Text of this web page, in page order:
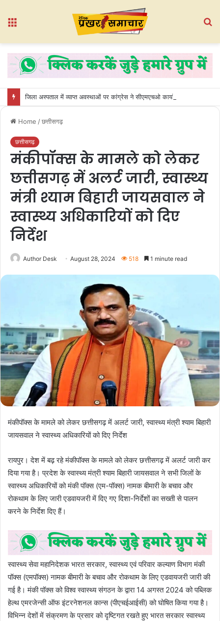
Home /छत्तीसगढ़
छत्तीसगढ़
मंकीपॉक्स के मामले को लेकर
छत्तीसगढ़ में अलर्ट जारी, स्वास्थ्य
मंत्री श्याम बिहारी जायसवाल ने
स्वास्थ्य अधिकारियों को दिए
निर्देश
Author Desk August 28, 2024 518 1 minute read
मंकीपॉक्स के मामले को लेकर छत्तीसगढ़ में अलर्ट जारी, स्वास्थ्य मंत्री श्याम बिहारी
जायसवाल ने स्वास्थ्य अधिकारियों को दिए निर्देश
रायपुर। देश में बढ़ रहे मंकीपॉक्स के मामले को लेकर छत्तीसगढ़ में अलर्ट जारी कर
दिया गया है। प्रदेश के स्वास्थ्य मंत्री श्याम बिहारी जायसवाल ने सभी जिलों के
स्वास्थ्य अधिकारियों को मंकी पॉक्स (एम-पॉक्स) नामक बीमारी के बचाव और
रोकथाम के लिए जारी एडवायजरी में दिए गए दिशा-निर्देशों का सख्ती से पालन
करने के निर्देश दिए हैं।
स्वास्थ्य सेवा महानिदेशक भारत सरकार, स्वास्थ्य एवं परिवार कल्याण विभाग मंकी
पॉक्स (एमपॉक्स) नामक बीमारी के बचाव और रोकथाम के लिए एडवायजरी जारी की
गई है। मंकी पॉक्स को विश्व स्वास्थ्य संगठन के द्वारा 14 अगस्त 2024 को पब्लिक
हेल्थ एमरजेन्सी ऑफ इंटरनेशनल कान्स (पीएचईआईसी) को घोषित किया गया है।
विभिन्न देशों में संक्रमण के प्रसार को दृष्टिगत रखते हुए भारत सरकार स्वास्थ्य